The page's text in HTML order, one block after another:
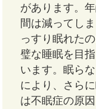
があります。
間は減ってし
っすり眠れた
璧な睡眠を目
います。眠ら
により、さら
は不眠症の原